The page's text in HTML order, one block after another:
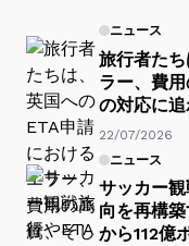
ニュース
旅行者た
ラー、費
の対応に
22/07/2026
ニュース
サッカー
向を再構
から112億